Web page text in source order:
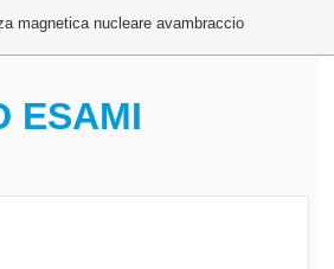
magnetica nucleare avambraccio
ESAMI